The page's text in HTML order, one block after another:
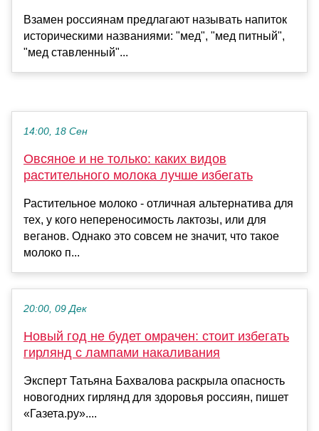
Взамен россиянам предлагают называть напиток
историческими названиями: "мед", "мед питный",
"мед ставленный"...
14:00, 18 Сен
Овсяное и не только: каких видов
растительного молока лучше избегать
Растительное молоко - отличная альтернатива для
тех, у кого непереносимость лактозы, или для
веганов. Однако это совсем не значит, что такое
молоко п...
20:00, 09 Дек
Новый год не будет омрачен: стоит избегать
гирлянд с лампами накаливания
Эксперт Татьяна Бахвалова раскрыла опасность
новогодних гирлянд для здоровья россиян, пишет
«Газета.ру»....